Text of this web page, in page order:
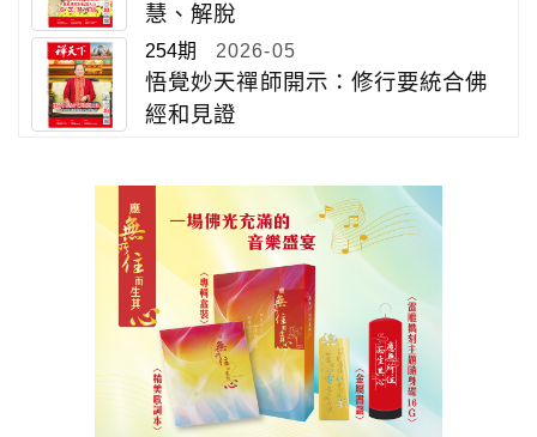
慧、解脫
254期 2026-05
悟覺妙天禪師開示：修行要統合佛
經和見證